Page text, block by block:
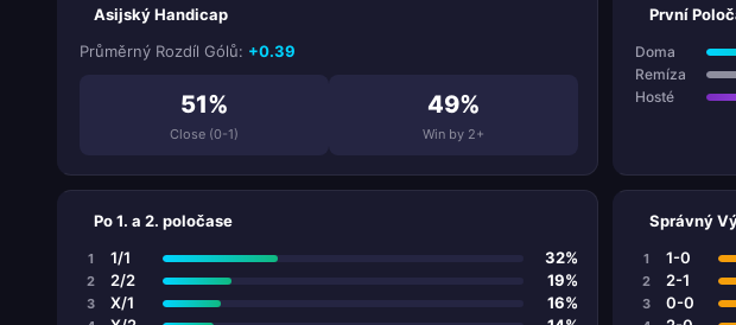
Asijský Handicap
Průměrný Rozdíl Gólů: +0.39
51%
Close (0-1)
49%
Win by 2+
První
Doma
Remíza
Hosté
Po 1. a 2. poločase
1 1/1 32%
2 2/2 19%
3 X/1 16%
Správný
1 1-0
2 2-1
3 0-0